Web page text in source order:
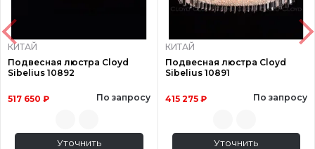
КИТАЙ
Подвесная люстра Cloyd
Sibelius 10892
517 650 ₽ По запросу
Уточнить
КИТАЙ
Подвесная люстра Cloyd
Sibelius 10891
415 275 ₽ По запросу
Уточнить